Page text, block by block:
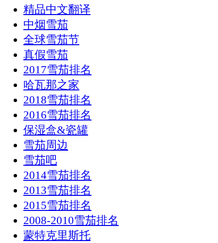
精品中文翻译
中烟雪茄
全球雪茄节
真假雪茄
2017雪茄排名
哈瓦那之家
2018雪茄排名
2016雪茄排名
保湿盒&瓷罐
雪茄周边
雪茄吧
2014雪茄排名
2013雪茄排名
2015雪茄排名
2008-2010雪茄排名
蒙特克里斯托